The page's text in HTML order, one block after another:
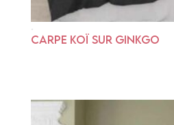
CARPE KOÏ SUR GINKGO